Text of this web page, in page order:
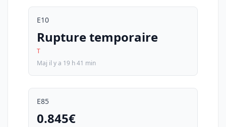
E10
Rupture temporaire
T
Maj il y a 19 h 41 min
E85
0.845€